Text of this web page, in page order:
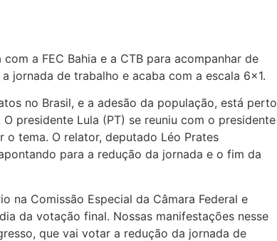
a FEC Bahia e a CTB para acompanhar de
jornada de trabalho e acaba com a escala 6×1.
no Brasil, e a adesão da população, está perto
presidente Lula (PT) se reuniu com o presidente
o tema. O relator, deputado Léo Prates
para a redução da jornada e o fim da
na Comissão Especial da Câmara Federal e
da votação final. Nossas manifestações nesse
que vai votar a redução da jornada de